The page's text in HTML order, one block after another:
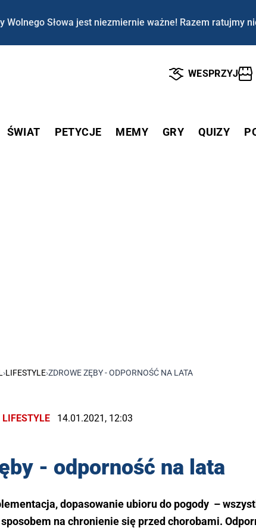
Wolnego Słowa jest niezmiernie ważne! Razem ratujmy
WESPRZYJ
ŚWIAT PETYCJE MEMY GRY QUIZY
›LIFESTYLE›ZDROWE ZĘBY - ODPORNOŚĆ NA LATA
LIFESTYLE 14.01.2021, 12:03
- odporność na lata
dopasowanie ubioru do pogody –
na chronienie się przed chorobami.